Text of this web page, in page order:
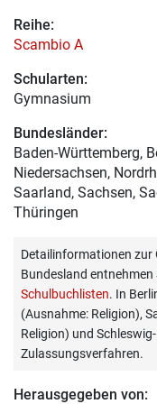
Reihe:
Scambio A
Schularten:
Gymnasium
Bundesländer:
Baden-Württemberg,
Niedersachsen,
Saarland, Sachsen,
Thüringen
Detailinformationen
Bundesland entnehmen
Schulbuchlisten. In
(Ausnahme: Religion),
Religion) und
Zulassungsverfahren.
Herausgegeben von: